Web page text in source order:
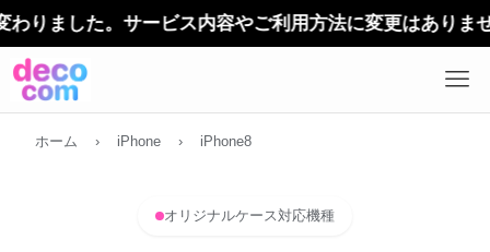
デザインケ
ホーム › iPhone › iPhone8
オリジナルケース対応機種